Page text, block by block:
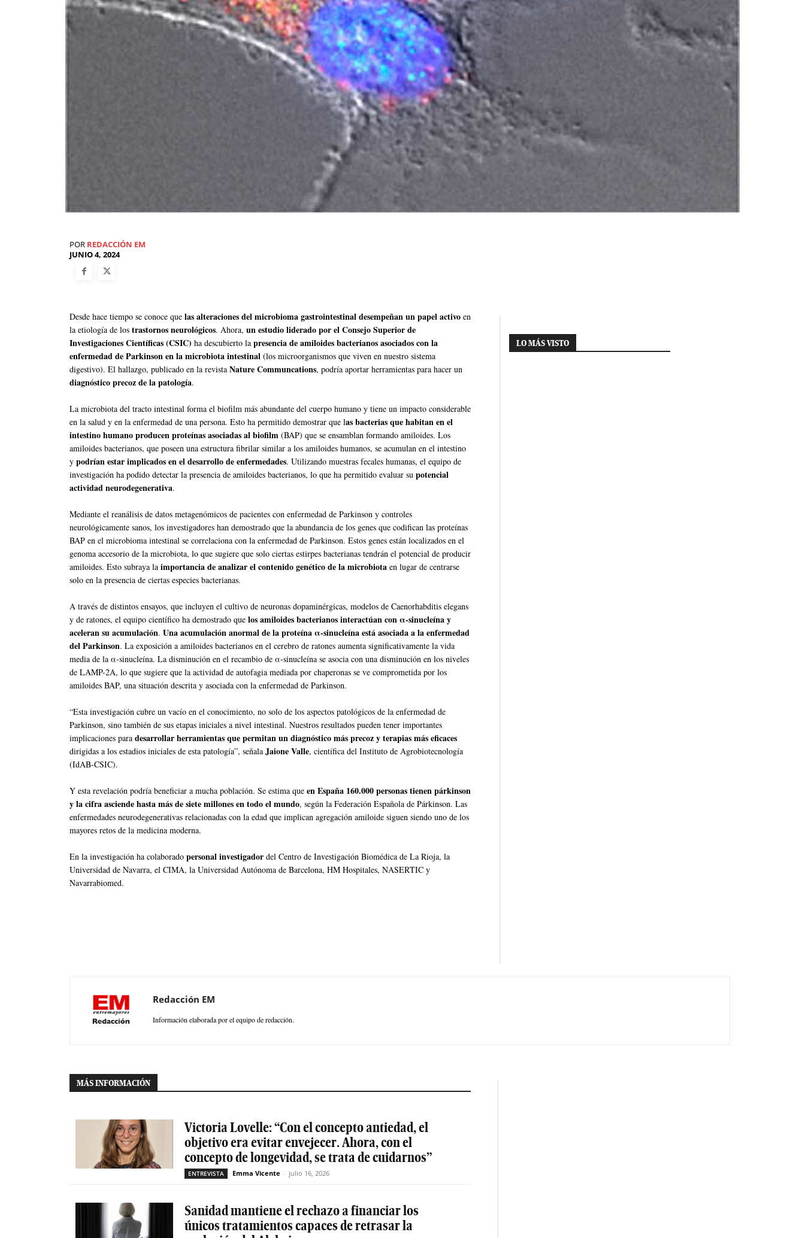
POR REDACCIÓN EM
JUNIO 4, 2024
Desde hace tiempo se conoce que las alteraciones del microbioma gastrointestinal desempeñan un papel activo en
la etiología de los trastornos neurológicos. Ahora, un estudio liderado por el Consejo Superior de
Investigaciones Científicas (CSIC) ha descubierto la presencia de amiloides bacterianos asociados con la
enfermedad de Parkinson en la microbiota intestinal (los microorganismos que viven en nuestro sistema
digestivo). El hallazgo, publicado en la revista Nature Communcations, podría aportar herramientas para hacer un
diagnóstico precoz de la patología.
La microbiota del tracto intestinal forma el biofilm más abundante del cuerpo humano y tiene un impacto considerable
en la salud y en la enfermedad de una persona. Esto ha permitido demostrar que las bacterias que habitan en el
intestino humano producen proteínas asociadas al biofilm (BAP) que se ensamblan formando amiloides. Los
amiloides bacterianos, que poseen una estructura fibrilar similar a los amiloides humanos, se acumulan en el intestino
y podrían estar implicados en el desarrollo de enfermedades. Utilizando muestras fecales humanas, el equipo de
investigación ha podido detectar la presencia de amiloides bacterianos, lo que ha permitido evaluar su potencial
actividad neurodegenerativa.
Mediante el reanálisis de datos metagenómicos de pacientes con enfermedad de Parkinson y controles
neurológicamente sanos, los investigadores han demostrado que la abundancia de los genes que codifican las proteínas
BAP en el microbioma intestinal se correlaciona con la enfermedad de Parkinson. Estos genes están localizados en el
genoma accesorio de la microbiota, lo que sugiere que solo ciertas estirpes bacterianas tendrán el potencial de producir
amiloides. Esto subraya la importancia de analizar el contenido genético de la microbiota en lugar de centrarse
solo en la presencia de ciertas especies bacterianas.
A través de distintos ensayos, que incluyen el cultivo de neuronas dopaminérgicas, modelos de Caenorhabditis elegans
y de ratones, el equipo científico ha demostrado que los amiloides bacterianos interactúan con α-sinucleína y
aceleran su acumulación. Una acumulación anormal de la proteína α-sinucleína está asociada a la enfermedad
del Parkinson. La exposición a amiloides bacterianos en el cerebro de ratones aumenta significativamente la vida
media de la α-sinucleína. La disminución en el recambio de α-sinucleína se asocia con una disminución en los niveles
de LAMP-2A, lo que sugiere que la actividad de autofagia mediada por chaperonas se ve comprometida por los
amiloides BAP, una situación descrita y asociada con la enfermedad de Parkinson.
“Esta investigación cubre un vacío en el conocimiento, no solo de los aspectos patológicos de la enfermedad de
Parkinson, sino también de sus etapas iniciales a nivel intestinal. Nuestros resultados pueden tener importantes
implicaciones para desarrollar herramientas que permitan un diagnóstico más precoz y terapias más eficaces
dirigidas a los estadios iniciales de esta patología”, señala Jaione Valle, científica del Instituto de Agrobiotecnología
(IdAB-CSIC).
Y esta revelación podría beneficiar a mucha población. Se estima que en España 160.000 personas tienen párkinson
y la cifra asciende hasta más de siete millones en todo el mundo, según la Federación Española de Párkinson. Las
enfermedades neurodegenerativas relacionadas con la edad que implican agregación amiloide siguen siendo uno de los
mayores retos de la medicina moderna.
En la investigación ha colaborado personal investigador del Centro de Investigación Biomédica de La Rioja, la
Universidad de Navarra, el CIMA, la Universidad Autónoma de Barcelona, HM Hospitales, NASERTIC y
Navarrabiomed.
LO MÁS VISTO
Redacción EM
Información elaborada por el equipo de redacción.
MÁS INFORMACIÓN
Victoria Lovelle: “Con el concepto antiedad, el
objetivo era evitar envejecer. Ahora, con el
concepto de longevidad, se trata de cuidarnos”
ENTREVISTA Emma Vicente - julio 16, 2026
Sanidad mantiene el rechazo a financiar los
únicos tratamientos capaces de retrasar la